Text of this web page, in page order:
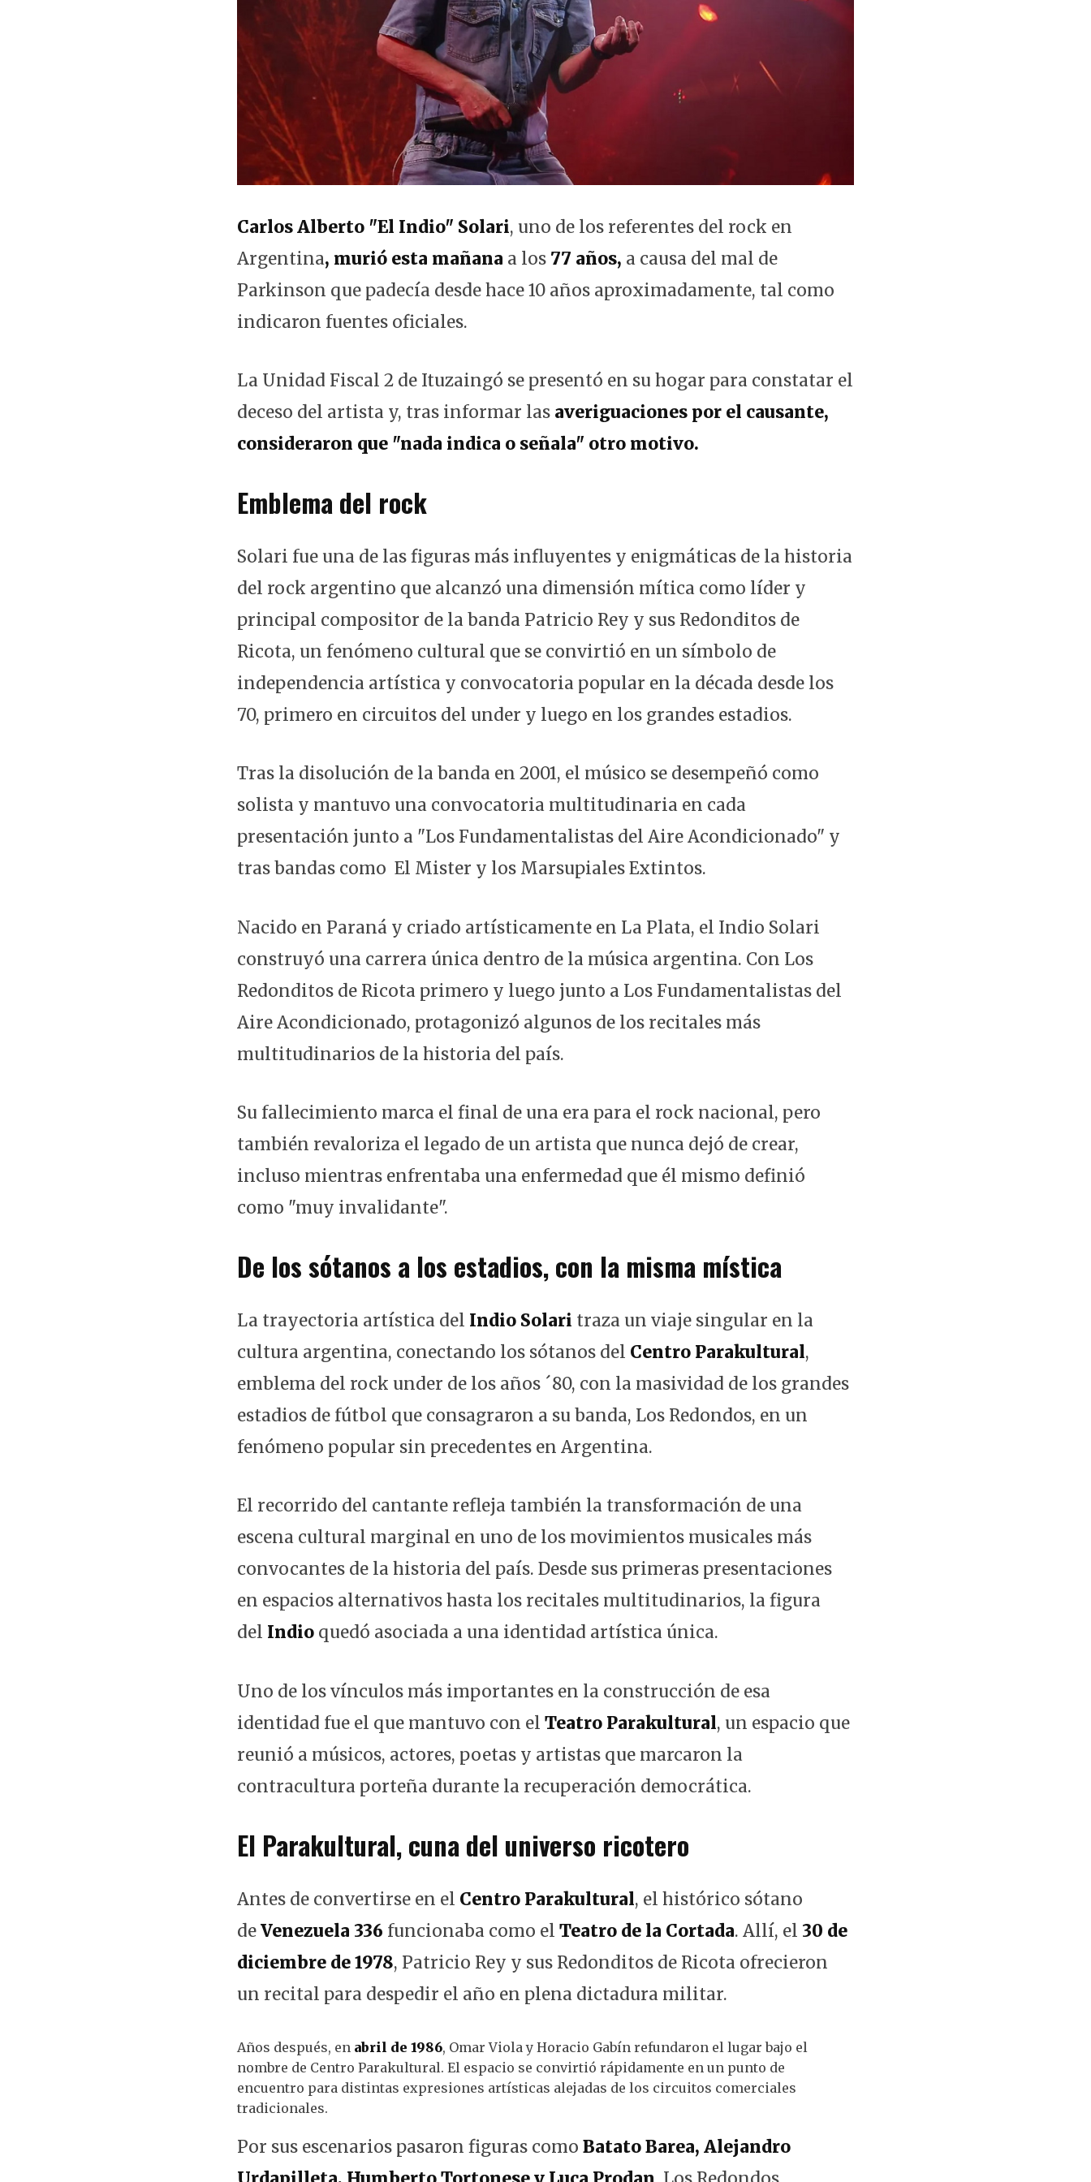
Carlos Alberto "El Indio" Solari, uno de los referentes del rock en
Argentina, murió esta mañana a los 77 años, a causa del mal de
Parkinson que padecía desde hace 10 años aproximadamente, tal como
indicaron fuentes oficiales.
La Unidad Fiscal 2 de Ituzaingó se presentó en su hogar para constatar el
deceso del artista y, tras informar las averiguaciones por el causante,
consideraron que "nada indica o señala" otro motivo.
Emblema del rock
Solari fue una de las figuras más influyentes y enigmáticas de la historia
del rock argentino que alcanzó una dimensión mítica como líder y
principal compositor de la banda Patricio Rey y sus Redonditos de
Ricota, un fenómeno cultural que se convirtió en un símbolo de
independencia artística y convocatoria popular en la década desde los
70, primero en circuitos del under y luego en los grandes estadios.
Tras la disolución de la banda en 2001, el músico se desempeñó como
solista y mantuvo una convocatoria multitudinaria en cada
presentación junto a "Los Fundamentalistas del Aire Acondicionado" y
tras bandas como El Mister y los Marsupiales Extintos.
Nacido en Paraná y criado artísticamente en La Plata, el Indio Solari
construyó una carrera única dentro de la música argentina. Con Los
Redonditos de Ricota primero y luego junto a Los Fundamentalistas del
Aire Acondicionado, protagonizó algunos de los recitales más
multitudinarios de la historia del país.
Su fallecimiento marca el final de una era para el rock nacional, pero
también revaloriza el legado de un artista que nunca dejó de crear,
incluso mientras enfrentaba una enfermedad que él mismo definió
como "muy invalidante".
De los sótanos a los estadios, con la misma mística
La trayectoria artística del Indio Solari traza un viaje singular en la
cultura argentina, conectando los sótanos del Centro Parakultural,
emblema del rock under de los años ´80, con la masividad de los grandes
estadios de fútbol que consagraron a su banda, Los Redondos, en un
fenómeno popular sin precedentes en Argentina.
El recorrido del cantante refleja también la transformación de una
escena cultural marginal en uno de los movimientos musicales más
convocantes de la historia del país. Desde sus primeras presentaciones
en espacios alternativos hasta los recitales multitudinarios, la figura
del Indio quedó asociada a una identidad artística única.
Uno de los vínculos más importantes en la construcción de esa
identidad fue el que mantuvo con el Teatro Parakultural, un espacio que
reunió a músicos, actores, poetas y artistas que marcaron la
contracultura porteña durante la recuperación democrática.
El Parakultural, cuna del universo ricotero
Antes de convertirse en el Centro Parakultural, el histórico sótano
deVenezuela 336 funcionaba como el Teatro de la Cortada. Allí, el 30 de
diciembre de 1978, Patricio Rey y sus Redonditos de Ricota ofrecieron
un recital para despedir el año en plena dictadura militar.
Años después, en abril de 1986, Omar Viola y Horacio Gabín refundaron el lugar bajo el
nombre de Centro Parakultural. El espacio se convirtió rápidamente en un punto de
encuentro para distintas expresiones artísticas alejadas de los circuitos comerciales
tradicionales.
Por sus escenarios pasaron figuras como Batato Barea, Alejandro